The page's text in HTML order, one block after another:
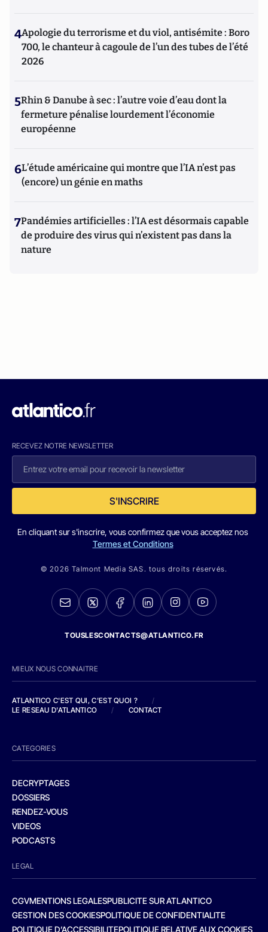
4Apologie du terrorisme et du viol, antisémite : Boro
700, le chanteur à cagoule de l’un des tubes de l’été
2026
5Rhin & Danube à sec : l’autre voie d’eau dont la
fermeture pénalise lourdement l’économie
européenne
6L’étude américaine qui montre que l’IA n’est pas
(encore) un génie en maths
7Pandémies artificielles : l’IA est désormais capable
de produire des virus qui n’existent pas dans la
nature
RECEVEZ NOTRE NEWSLETTER
S'INSCRIRE
En cliquant sur s'inscrire, vous confirmez que vous acceptez nos
Termes et Conditions
© 2026 Talmont Media SAS. tous droits réservés.
TOUSLESCONTACTS@ATLANTICO.FR
MIEUX NOUS CONNAITRE
ATLANTICO C'EST QUI, C'EST QUOI ?
/
LE RESEAU D'ATLANTICO
/ CONTACT
CATEGORIES
DECRYPTAGES
DOSSIERS
RENDEZ-VOUS
VIDEOS
PODCASTS
LEGAL
CGVMENTIONS LEGALESPUBLICITE SUR ATLANTICO
GESTION DES COOKIESPOLITIQUE DE CONFIDENTIALITE
POLITIQUE D’ACCESSIBILITEPOLITIQUE RELATIVE AUX COOKIES